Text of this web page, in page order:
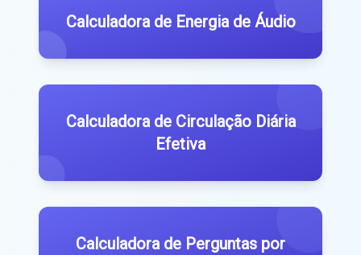
Calculadora de Energia de Áudio
Calculadora de Circulação Diária
Efetiva
Calculadora de Perguntas por